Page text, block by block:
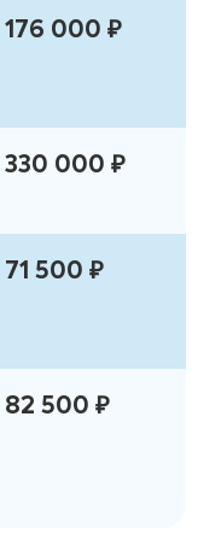
176 000 ₽
330 000 ₽
71 500 ₽
82 500 ₽